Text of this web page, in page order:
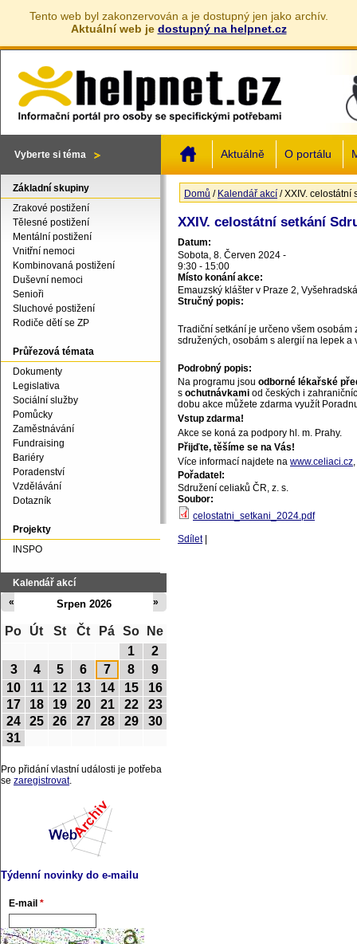
Tento web byl zakonzervován a je dostupný jen jako archív.
Aktuální web je dostupný na helpnet.cz
Vyberte si téma Aktuálně O portálu
Jste zde
Domů / Kalendář akcí /XXIV. celostátní
XXIV. celostátní setkání
Datum:
Sobota, 8. Červen 2024 -
9:30 - 15:00
Místo konání akce:
Emauzský klášter v Praze 2,
Stručný popis:
Tradiční setkání je určeno všem
sdružených, osobám s alergií na lepek
Podrobný popis:
Na programu jsou odborné lékařské
s ochutnávkami od českých i
dobu akce můžete zdarma využít
Vstup zdarma!
Akce se koná za podpory hl. m. Prahy.
Přijďte, těšíme se na Vás!
Více informací najdete na www.celiaci.cz
Pořadatel:
Sdružení celiaků ČR, z. s.
Soubor:
celostatni_setkani_2024.pdf
Sdílet
Základní skupiny
Zrakové postižení
Tělesné postižení
Mentální postižení
Vnitřní nemoci
Kombinovaná postižení
Duševní nemoci
Senioři
Sluchové postižení
Rodiče dětí se ZP
Průřezová témata
Dokumenty
Legislativa
Sociální služby
Pomůcky
Zaměstnávání
Fundraising
Bariéry
Poradenství
Vzdělávání
Dotazník
Projekty
INSPO
Kalendář akcí
Srpen 2026
« »
Po Út St Čt Pá So
Ne
1
2
3
4 5 6 7 8
9
10
11 12 13 14 15
16
17
18 19 20 21 22
23
24
25 26 27 28 29
30
31
Pro přidání vlastní události je potřeba
se zaregistrovat.
Týdenní novinky do e-mailu
E-mail *